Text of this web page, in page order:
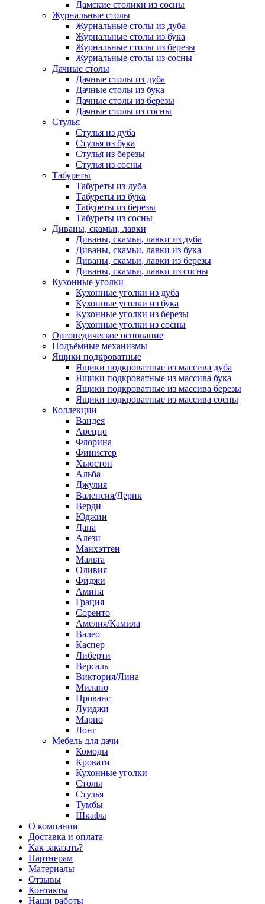
Дамские столики из сосны
Журнальные столы
Журнальные столы из дуба
Журнальные столы из бука
Журнальные столы из березы
Журнальные столы из сосны
Дачные столы
Дачные столы из дуба
Дачные столы из бука
Дачные столы из березы
Дачные столы из сосны
Стулья
Стулья из дуба
Стулья из бука
Стулья из березы
Стулья из сосны
Табуреты
Табуреты из дуба
Табуреты из бука
Табуреты из березы
Табуреты из сосны
Диваны, скамьи, лавки
Диваны, скамьи, лавки из дуба
Диваны, скамьи, лавки из бука
Диваны, скамьи, лавки из березы
Диваны, скамьи, лавки из сосны
Кухонные уголки
Кухонные уголки из дуба
Кухонные уголки из бука
Кухонные уголки из березы
Кухонные уголки из сосны
Ортопедическое основание
Подъёмные механизмы
Ящики подкроватные
Ящики подкроватные из массива дуба
Ящики подкроватные из массива бука
Ящики подкроватные из массива березы
Ящики подкроватные из массива сосны
Коллекции
Вандея
Ареццо
Флорина
Финистер
Хьюстон
Альба
Джулия
Валенсия/Дерик
Верди
Юджин
Дана
Алези
Манхэттен
Мальта
Оливия
Фиджи
Амина
Грация
Соренто
Амелия/Камила
Валео
Каспер
Либерти
Версаль
Виктория/Лина
Милано
Прованс
Луиджи
Марио
Лонг
Мебель для дачи
Комоды
Кровати
Кухонные уголки
Столы
Стулья
Тумбы
Шкафы
О компании
Доставка и оплата
Как заказать?
Партнерам
Материалы
Отзывы
Контакты
Наши работы